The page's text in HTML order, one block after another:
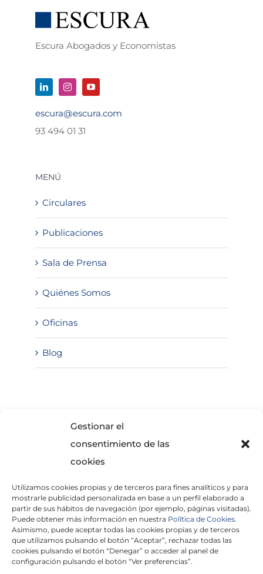
Gestionar el
consentimiento de las
cookies
Utilizamos cookies propias y de terceros para fines analíticos y para
mostrarle publicidad personalizada en base a un perfil elaborado a
partir de sus hábitos de navegación (por ejemplo, páginas visitadas).
Puede obtener más información en nuestra Política de Cookies.
Asimismo, puede aceptar todas las cookies propias y de terceros
que utilizamos pulsando el botón “Aceptar”, rechazar todas las
cookies pulsando el botón “Denegar” o acceder al panel de
configuración pulsando el botón “Ver preferencias”.
Escura Abogados y Economistas
escura@escura.com
93 494 01 31
MENÚ
Circulares
Publicaciones
Sala de Prensa
Quiénes Somos
Oficinas
Blog
He leído y acepto laPolítica de Privacidad